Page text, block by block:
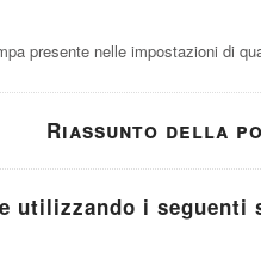
presente nelle impostazioni di
Riassunto della
utilizzando i seguenti